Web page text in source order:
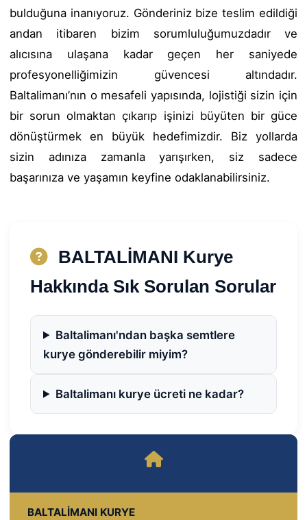
BALTALİMANI KURYE
bulduğuna inanıyoruz. Gönderiniz bize teslim edildiği
andan itibaren bizim sorumluluğumuzdadır ve
alıcısına ulaşana kadar geçen her saniyede
profesyonelliğimizin güvencesi altındadır.
Baltalimanı’nın o mesafeli yapısında, lojistiği sizin için
bir sorun olmaktan çıkarıp işinizi büyüten bir güce
dönüştürmek en büyük hedefimizdir. Biz yollarda
sizin adınıza zamanla yarışırken, siz sadece
başarınıza ve yaşamın keyfine odaklanabilirsiniz.
BALTALİMANI Kurye
Hakkında Sık Sorulan Sorular
Baltalimanı'ndan başka semtlere
kurye gönderebilir miyim?
Baltalimanı kurye ücreti ne kadar?